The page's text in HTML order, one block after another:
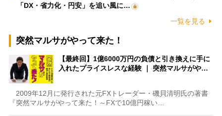
「DX・省力化・円安」を追い風に…
一覧を見る
突然マルサがやって来た！
【最終回】1億6000万円の負債と引き換えに手に
入れたプライスレスな経験 ｜ 突然マルサがや…
2009年12月に発行された元FXトレーダー・磯貝清明氏の著書
『突然マルサがやって来た！～FXで10億円稼い…